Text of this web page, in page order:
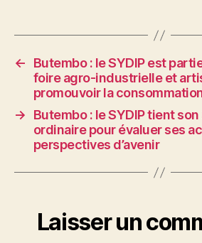
←
Butembo : le SYDIP est
foire agro-industrielle et
promouvoir la
→
Butembo : le SYDIP tient
ordinaire pour évaluer ses
perspectives d’avenir
Laisser un